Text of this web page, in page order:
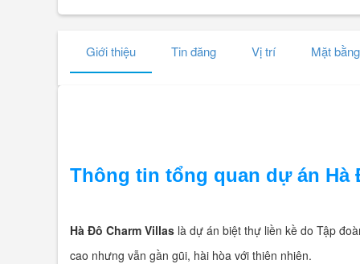
Giới thiệu Tin đăng Vị trí Mặt bằng
Thông tin tổng quan dự án Hà
Hà Đô Charm Villas là dự án biệt thự liền kề do Tập
cao nhưng vẫn gần gũi, hài hòa với thiên nhiên.